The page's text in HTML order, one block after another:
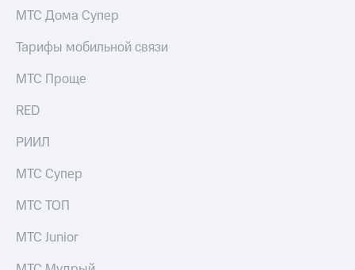
Домашний
интернет
Домашнее
со своим
Premium
Подписка
интернета,
группа
Скидка
общие
МТС Дома Супер
Тарифы мобильной связи
МТС Проще
RED
РИИЛ
МТС Супер
МТС ТОП
МТС Junior